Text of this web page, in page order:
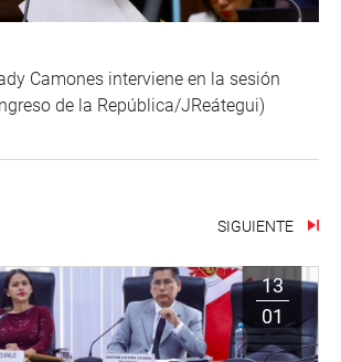
Camones interviene en la sesión
de la República/JReátegui)
SIGUIENTE
13
01